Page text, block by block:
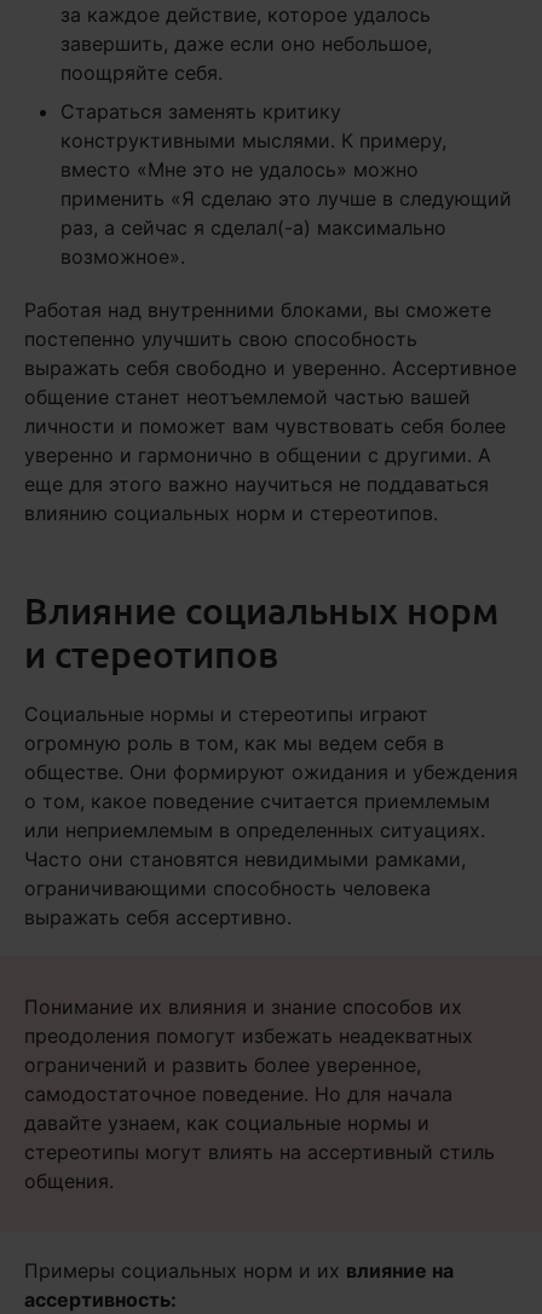
за каждое действие, которое удалось
завершить, даже если оно небольшое,
поощряйте себя.
Стараться заменять критику
конструктивными мыслями. К примеру,
вместо «Мне это не удалось» можно
применить «Я сделаю это лучше в следующий
раз, а сейчас я сделал(-а) максимально
возможное».
Работая над внутренними блоками, вы сможете
постепенно улучшить свою способность
выражать себя свободно и уверенно. Ассертивное
общение станет неотъемлемой частью вашей
личности и поможет вам чувствовать себя более
уверенно и гармонично в общении с другими. А
еще для этого важно научиться не поддаваться
влиянию социальных норм и стереотипов.
Влияние социальных норм
и стереотипов
Социальные нормы и стереотипы играют
огромную роль в том, как мы ведем себя в
обществе. Они формируют ожидания и убеждения
о том, какое поведение считается приемлемым
или неприемлемым в определенных ситуациях.
Часто они становятся невидимыми рамками,
ограничивающими способность человека
выражать себя ассертивно.
Понимание их влияния и знание способов их
преодоления помогут избежать неадекватных
ограничений и развить более уверенное,
самодостаточное поведение. Но для начала
давайте узнаем, как социальные нормы и
стереотипы могут влиять на ассертивный стиль
общения.
Примеры социальных норм и их влияние на
ассертивность: